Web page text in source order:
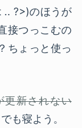
.. ?>)のほうが
接つっこむの
ちょっと使っ
更新されない
でも寝よう。